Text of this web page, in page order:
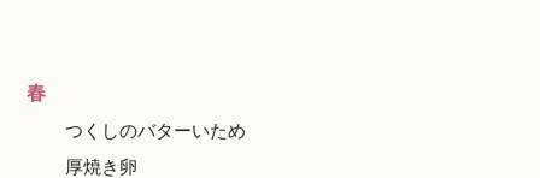
春
つくしのバターいため
厚焼き卵